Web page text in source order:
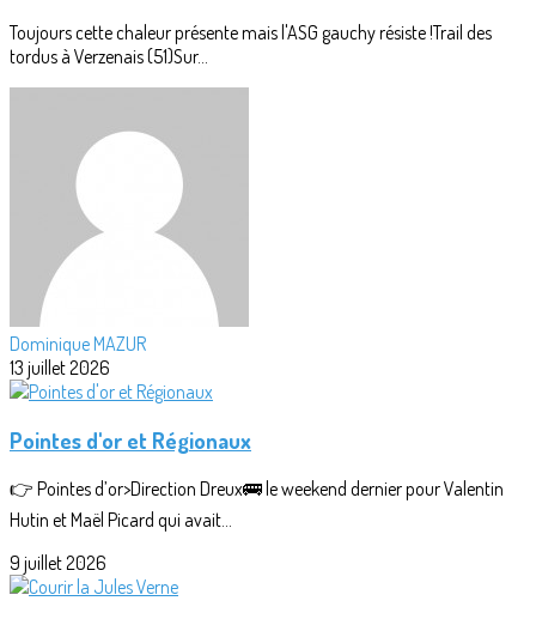
Toujours cette chaleur présente mais l'ASG gauchy résiste !Trail des
tordus à Verzenais (51)Sur...
Dominique MAZUR
13 juillet 2026
Pointes d'or et Régionaux
👉 Pointes d’or>Direction Dreux🚌 le weekend dernier pour Valentin
Hutin et Maël Picard qui avait...
9 juillet 2026